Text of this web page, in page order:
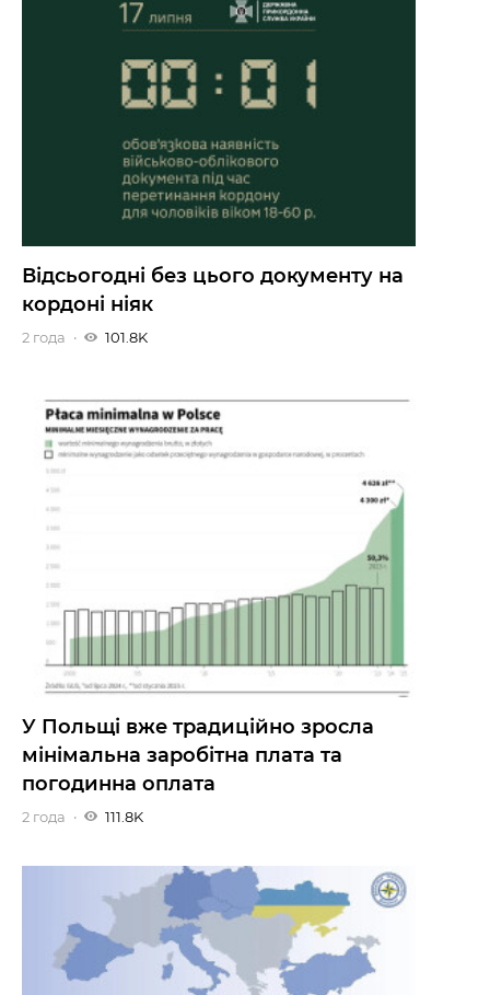
Відсьогодні без цього документу на
кордоні ніяк
2 года 101.8K
У Польщі вже традиційно зросла
мінімальна заробітна плата та
погодинна оплата
2 года 111.8K